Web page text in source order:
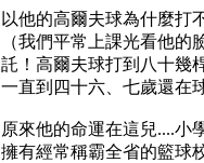
以他的高爾夫球為什麼打
（我們平常上課光看他
託！高爾夫球打到八十幾
一直到四十六、七歲還在
原來他的命運在這兒....小
擁有經常稱霸全省的籃球